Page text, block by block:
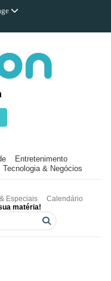
Entretenimento
Tecnologia & Negócios
Especiais
Calendário
matéria!